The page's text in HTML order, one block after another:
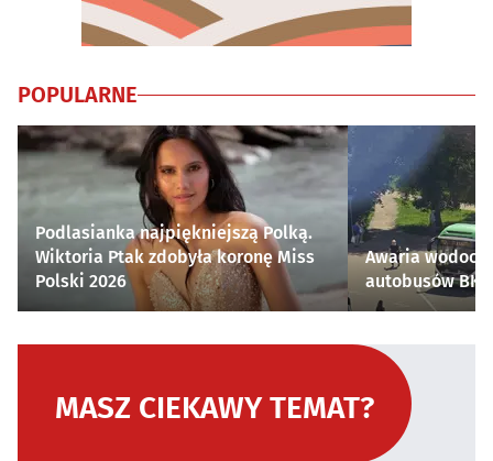
POPULARNE
Podlasianka najpiękniejszą Polką.
Wiktoria Ptak zdobyła koronę Miss
Polski 2026
Awaria
autobusów
MASZ CIEKAWY TEMAT?